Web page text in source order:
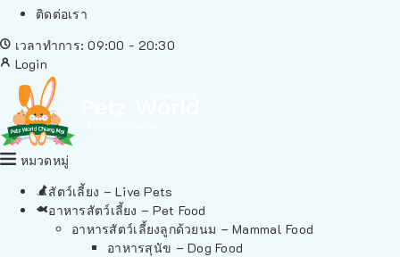
ติดต่อเรา
เวลาทำการ: 09:00 - 20:30
Login
หมวดหมู่
สัตว์เลี้ยง – Live Pets
อาหารสัตว์เลี้ยง – Pet Food
อาหารสัตว์เลี้ยงลูกด้วยนม – Mammal Food
อาหารสุนัข – Dog Food